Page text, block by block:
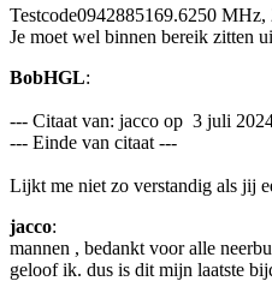
Testcode0942885169.6250
Je moet wel binnen bereik zitten
BobHGL:
--- Citaat van: jacco op 3 juli
--- Einde van citaat ---
Lijkt me niet zo verstandig als jij
jacco:
mannen , bedankt voor alle
geloof ik. dus is dit mijn laatste